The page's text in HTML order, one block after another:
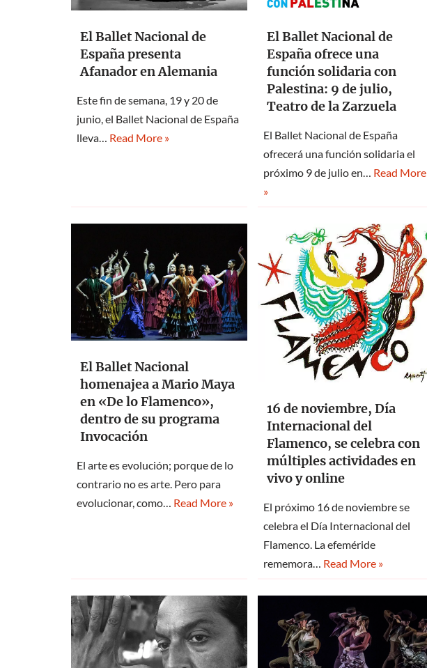
El Ballet Nacional de
España presenta
Afanador en Alemania
Este fin de semana, 19 y 20 de
junio, el Ballet Nacional de España
lleva… Read More »
El Ballet Nacional de
España ofrece una
función solidaria con
Palestina: 9 de julio,
Teatro de la Zarzuela
El Ballet Nacional de España
ofrecerá una función solidaria el
próximo 9 de julio en… Read More
»
El Ballet Nacional
homenajea a Mario Maya
en «De lo Flamenco»,
dentro de su programa
Invocación
El arte es evolución; porque de lo
contrario no es arte. Pero para
evolucionar, como… Read More »
16 de noviembre, Día
Internacional del
Flamenco, se celebra con
múltiples actividades en
vivo y online
El próximo 16 de noviembre se
celebra el Día Internacional del
Flamenco. La efeméride
rememora… Read More »